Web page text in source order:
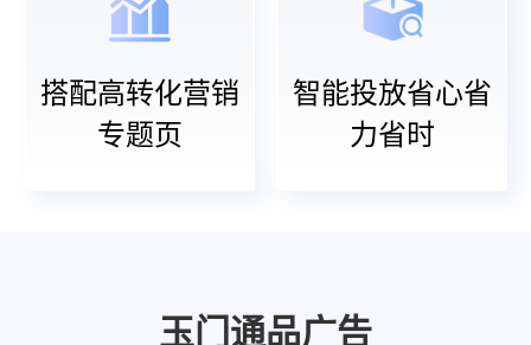
搭配高转化营销
专题页
智能投放省心省
力省时
玉门通品广告